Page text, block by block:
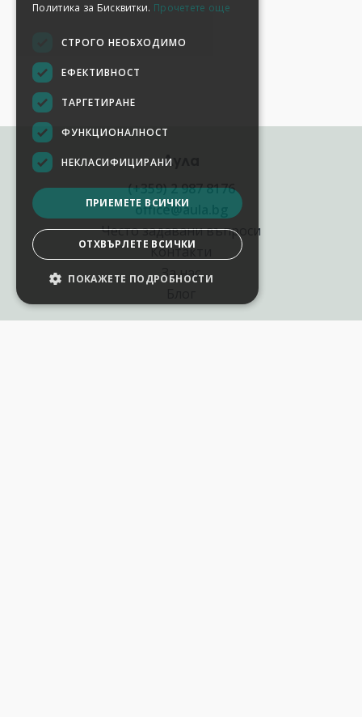
Аула
(+359) 2 987 8176
office@aula.bg
Често задавани въпроси
Контакти
За нас
Политика за Бисквитки. Прочетете още
СТРОГО НЕОБХОДИМО
ЕФЕКТИВНОСТ
ТАРГЕТИРАНЕ
ФУНКЦИОНАЛНОСТ
НЕКЛАСИФИЦИРАНИ
ПРИЕМЕТЕ ВСИЧКИ
ОТХВЪРЛЕТЕ ВСИЧКИ
ПОКАЖЕТЕ ПОДРОБНОСТИ